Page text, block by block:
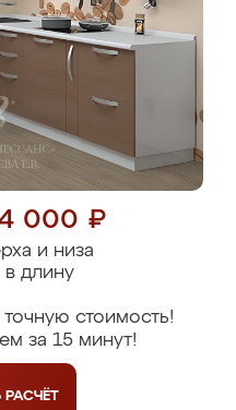
000 ₽
и низа
в длину
стоимость!
за 15 минут!
РАСЧЁТ